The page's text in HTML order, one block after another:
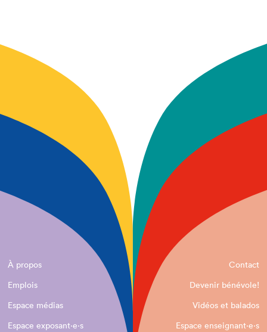
À propos
Contact
Emplois
Devenir bénévole!
Espace médias
Vidéos et balados
Espace exposant·e⋅s
Espace enseignant·e⋅s